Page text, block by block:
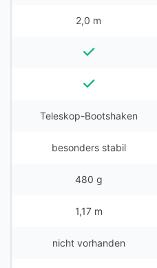
2,0 m
Teleskop-Bootshaken
besonders stabil
480 g
1,17 m
nicht vorhanden